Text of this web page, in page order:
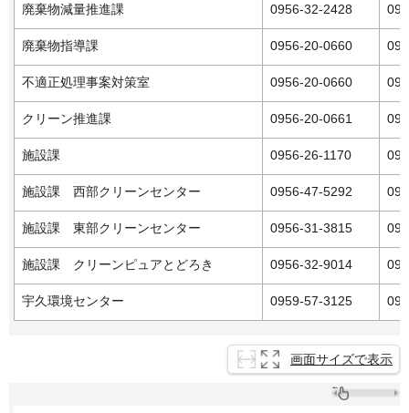
廃棄物減量推進課 0956-32-2428
廃棄物指導課 0956-20-0660
不適正処理事案対策室 0956-20-0660
クリーン推進課 0956-20-0661
施設課 0956-26-1170
施設課 西部クリーンセンター 0956-47-5292
施設課 東部クリーンセンター 0956-31-3815
施設課 ク リーンピュアとどろき 0956-32-9014
宇久環境センター 0959-57-3125
画面サイズで表示